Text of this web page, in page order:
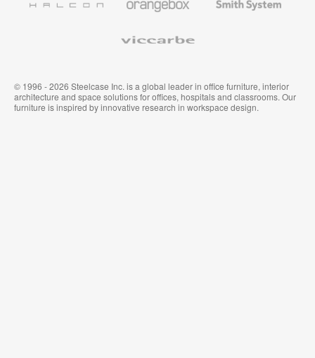
System
© 1996 - 2026 Steelcase Inc. is a global leader in office furniture, interior
architecture and space solutions for offices, hospitals and classrooms. Our
furniture is inspired by innovative research in workspace design.